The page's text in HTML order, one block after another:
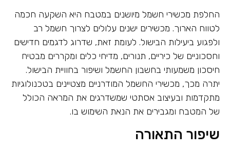
החלפת מכשירי חשמל מיושנים במטבח היא השקעה חכמה
לטווח הארוך. מכשירים ישנים עלולים לצרוך חשמל רב
ולפגוע ביעילות הבישול. לעומת זאת, שדרוג לדגמים חדישים
וחסכוניים של כיריים, תנורים, מדיחי כלים ומקררים מבטיח
חיסכון משמעותי בחשבון החשמל ושיפור בחוויית הבישול.
יתרה מכך, מכשירי החשמל המודרניים מצטיינים בטכנולוגיות
מתקדמות ובעיצוב אסתטי שמשדרגים את המראה הכולל
של המטבח ומגבירים את הנאת השימוש בו.
שיפור התאורה